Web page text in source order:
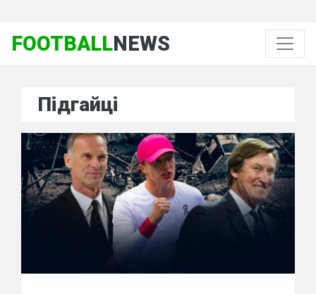
FOOTBALLNEWS
Підгайці